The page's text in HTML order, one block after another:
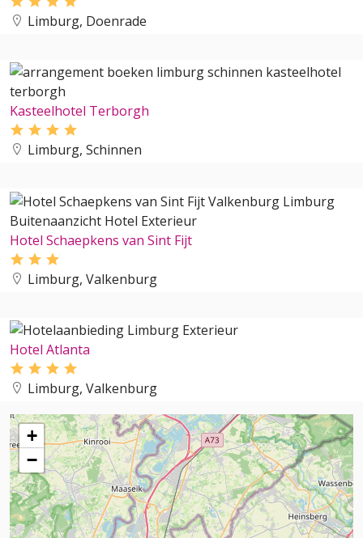
Limburg, Doenrade
Kasteelhotel Terborgh
Limburg, Schinnen
Hotel Schaepkens van Sint Fijt
Limburg, Valkenburg
Hotel Atlanta
Limburg, Valkenburg
+
−